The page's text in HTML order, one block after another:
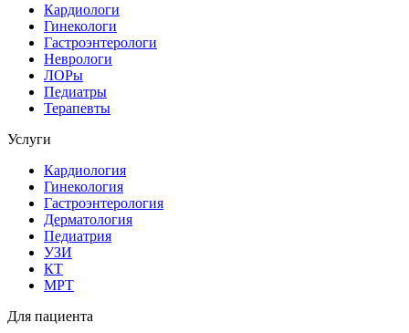
Кардиологи
Гинекологи
Гастроэнтерологи
Неврологи
ЛОРы
Педиатры
Терапевты
Услуги
Кардиология
Гинекология
Гастроэнтерология
Дерматология
Педиатрия
УЗИ
КТ
МРТ
Для пациента